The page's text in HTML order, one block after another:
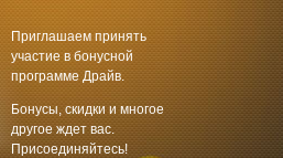
Приглашаем принять
участие в бонусной
программе Драйв.
Бонусы, скидки и многое
другое ждет вас.
Присоединяйтесь!